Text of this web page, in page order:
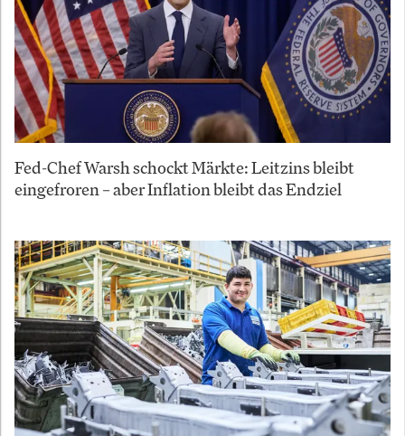
Fed-Chef Warsh schockt Märkte: Leitzins bleibt
eingefroren – aber Inflation bleibt das Endziel